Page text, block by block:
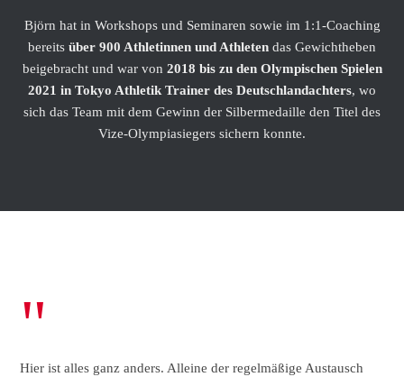
Björn hat in Workshops und Seminaren sowie im 1:1-Coaching
bereits über 900 Athletinnen und Athleten das Gewichtheben
beigebracht und war von 2018 bis zu den Olympischen Spielen
2021 in Tokyo Athletik Trainer des Deutschlandachters, wo
sich das Team mit dem Gewinn der Silbermedaille den Titel des
Vize-Olympiasiegers sichern konnte.
"
Hier ist alles ganz anders. Alleine der regelmäßige Austausch